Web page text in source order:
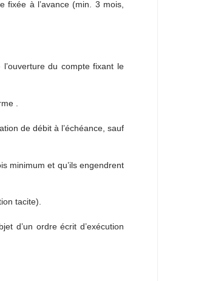
à l’avance (min. 3 mois,
du compte fixant le
.
de débit à l’échéance, sauf
minimum et qu’ils engendrent
tacite).
d’un ordre écrit d’exécution